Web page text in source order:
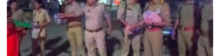
की
टक्कर
से
युवक